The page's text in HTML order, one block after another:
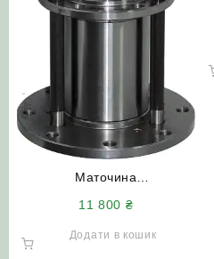
Маточина
ДОН-1500Б АКРОС ВЕКТОР
11 800 ₴
Додати в кошик